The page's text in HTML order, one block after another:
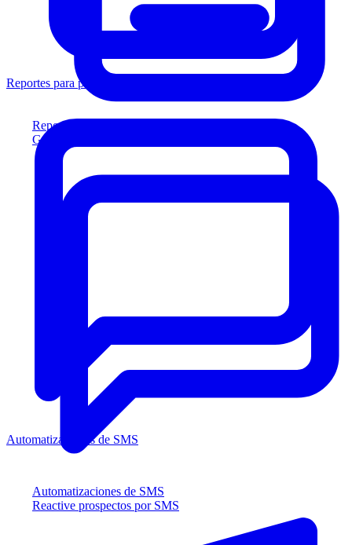
Reportes para prestamistas
Genere reportes listos para el prestamista
Automatizaciones de SMS
Reactive prospectos por SMS
Reportes para prestamistas
Automatizaciones de SMS